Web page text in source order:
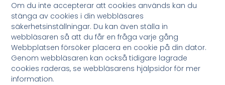
Om du inte accepterar att cookies används kan du
stänga av cookies i din webbläsares
säkerhetsinställningar. Du kan även ställa in
webbläsaren så att du får en fråga varje gång
Webbplatsen försöker placera en cookie på din dator.
Genom webbläsaren kan också tidigare lagrade
cookies raderas, se webbläsarens hjälpsidor för mer
information.